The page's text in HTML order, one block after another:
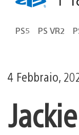
PS5 PS VR2
4 Febbraio,